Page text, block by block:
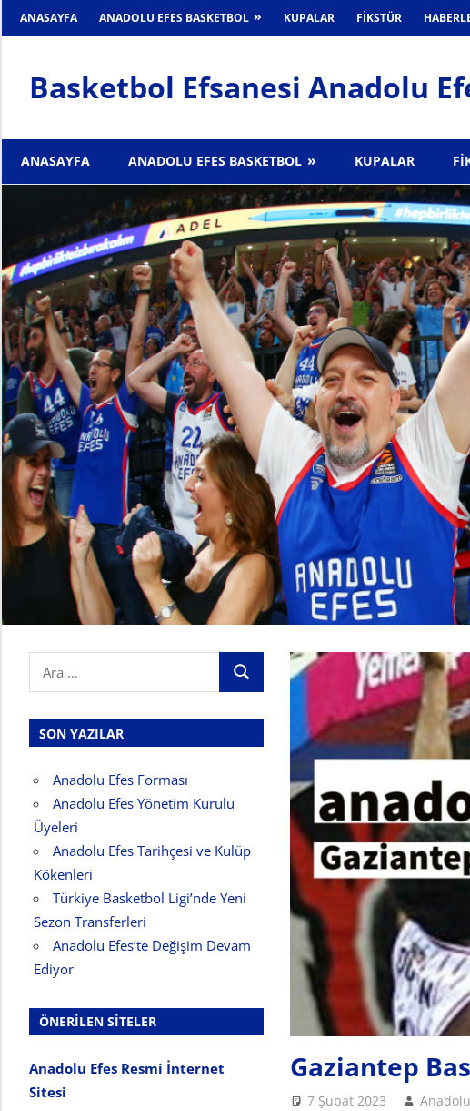
İçeriğe
geç
ANASAYFA ANADOLU EFES BASKETBOL KUPALAR FIKSTÜR
Basketbol Efsanesi Anadolu
Haber
ANASAYFA ANADOLU EFES BASKETBOL KUPALAR
Gaziantep
7 Şubat 2023
ARA
SON YAZILAR
Anadolu Efes Forması
Anadolu Efes Yönetim Kurulu
Üyeleri
Anadolu Efes Tarihçesi ve Kulüp
Kökenleri
Türkiye Basketbol Ligi’nde Yeni
Sezon Transferleri
Anadolu Efes’te Değişim Devam
Ediyor
ÖNERILEN SITELER
Anadolu Efes Resmi İnternet
Sitesi